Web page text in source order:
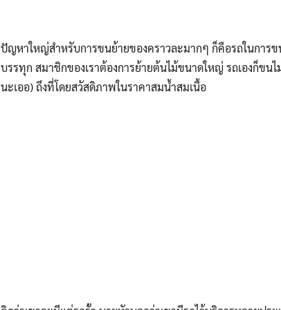
ปัญหาใหญ่สำหรับการขนย้ายของคราวละมากๆ ก็คือรถในการข
บรรทุก สมาชิกของเราต้องการย้ายต้นไม้ขนาดใหญ่ รถเองก็ขน
นะเออ) ถึงที่โดยสวัสดิภาพในราคาสมน้ำสมเนื้อ